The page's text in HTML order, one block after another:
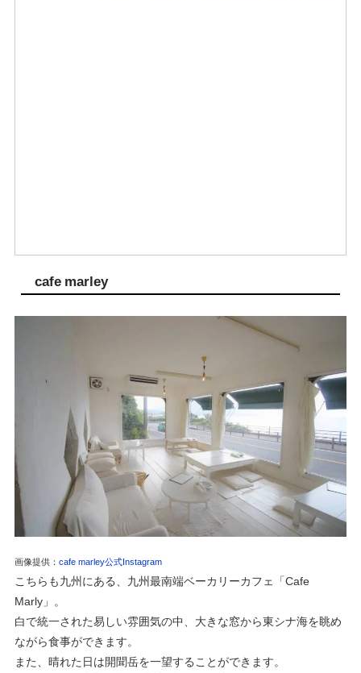
cafe marley
画像提供： cafe marley公式Instagram
こちらも九州にある、九州最南端ベーカリーカフェ「Cafe
Marly」。
白で統一された易しい雰囲気の中、大きな窓から東シナ海を眺め
ながら食事ができます。
また、晴れた日は開聞岳を一望することができます。